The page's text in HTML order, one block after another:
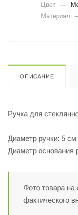
Цвет —
Материал
ОПИСАНИЕ
Ручка для
Диаметр ручки: 5 см
Диаметр основания
Фото товара на
фактического